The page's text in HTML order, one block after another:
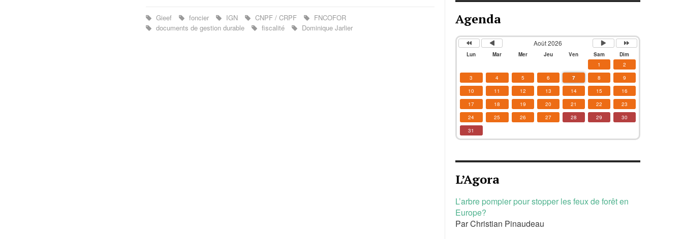
Gieef foncier IGN CNPF / CRPF
FNCOFOR
documents de gestion durable
fiscalité Dominique Jarlier
Agenda
Août 2026
Lun Mar Mer Jeu Ven Sam
Dim
1
2
3
4 5 6 7 8
9
10
11 12 13 14 15
16
17
18 19 20 21 22
23
24
25 26 27 28 29
30
31
L’Agora
L’arbre pompier pour stopper les feux de forêt en
Europe?
Par Christian Pinaudeau